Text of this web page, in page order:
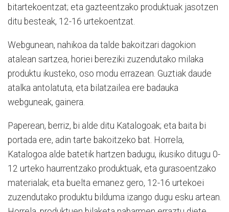
bitartekoentzat; eta gazteentzako produktuak jasotzen
ditu besteak, 12-16 urtekoentzat.
Webgunean, nahikoa da talde bakoitzari dagokion
atalean sartzea, horiei bereziki zuzendutako milaka
produktu ikusteko, oso modu errazean. Guztiak daude
atalka antolatuta, eta bilatzailea ere badauka
webguneak, gainera.
Paperean, berriz, bi alde ditu Katalogoak; eta baita bi
portada ere, adin tarte bakoitzeko bat. Horrela,
Katalogoa alde batetik hartzen badugu, ikusiko ditugu 0-
12 urteko haurrentzako produktuak, eta gurasoentzako
materialak; eta buelta emanez gero, 12-16 urtekoei
zuzendutako produktu bilduma izango dugu esku artean.